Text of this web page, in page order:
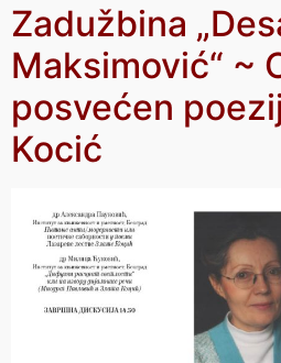
Zadužbina
Maksimović“ ~
posvećen
Kocić